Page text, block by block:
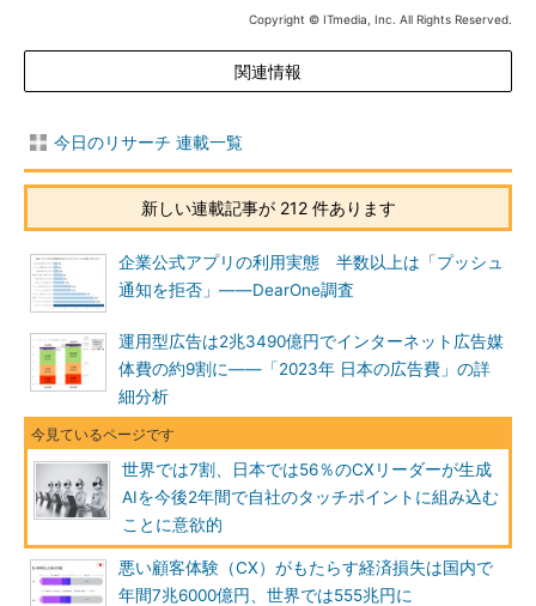
Copyright © ITmedia, Inc. All Rights Reserved.
関連情報
今日のリサーチ 連載一覧
新しい連載記事が 212 件あります
企業公式アプリの利用実態 半数以上は「プッシュ
通知を拒否」――DearOne調査
運用型広告は2兆3490億円でインターネット広告媒
体費の約9割に――「2023年 日本の広告費」の詳
細分析
世界では7割、日本では56％のCXリーダーが生成
AIを今後2年間で自社のタッチポイントに組み込む
ことに意欲的
悪い顧客体験（CX）がもたらす経済損失は国内で
年間7兆6000億円、世界では555兆円に